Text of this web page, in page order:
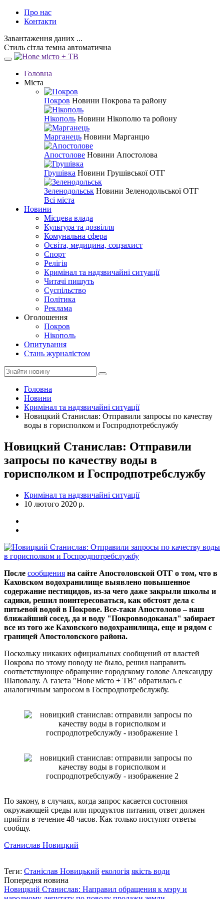
Про нас
Контакти
Завантаження даних ...
Стиль сітла темна автоматична
Головна
Міста
Покров Новини Покрова та району
Нікополь Новини Нікополю та ройону
Марганець Новини Марганцю
Апостолове Новини Апостолова
Грушівка Новини Грушівської ОТГ
Зеленодольськ Новини Зеленодольської ОТГ
Всі міста
Новини
Місцева влада
Культура та дозвілля
Комунальна сфера
Освіта, медицина, соцзахист
Спорт
Релігія
Кримінал та надзвичайні ситуації
Читачі пишуть
Суспільство
Політика
Реклама
Оголошення
Покров
Нікополь
Опитування
Стань журналістом
Головна
Новини
Кримінал та надзвичайні ситуації
Новицкий Станислав: Отправили запросы по качеству
воды в горисполком и Госпродпотребслужбу
Новицкий Станислав: Отправили
запросы по качеству воды в
горисполком и Госпродпотребслужбу
Кримінал та надзвичайні ситуації
10 лютого 2020 р.
После сообщения на сайте Апостоловской ОТГ о том, что в
Каховском водохранилище выявлено повышенное
содержание пестицидов, из-за чего даже закрыли школы и
садики, решил поинтересоваться, как обстоят дела с
питьевой водой в Покрове. Все-таки Апостолово – наш
ближайший сосед, да и воду "Покровводоканал" забирает
все из того же Каховского водохранилища, еще и рядом с
границей Апостоловского района.
Поскольку никаких официальных сообщений от властей
Покрова по этому поводу не было, решил направить
соответствующее обращение городскому голове Александру
Шаповалу. А газета "Нове місто + ТВ" обратилась с
аналогичным запросом в Госпродпотребслужбу.
По закону, в случаях, когда запрос касается состояния
окружающей среды или продуктов питания, ответ должен
прийти в течение 48 часов. Как только поступят ответы –
сообщу.
Станислав Новицкий
Теги: Станіслав Новицький екологія якість води
Попередня новина
Новицкий Станислав: Направил обращения к мэру и